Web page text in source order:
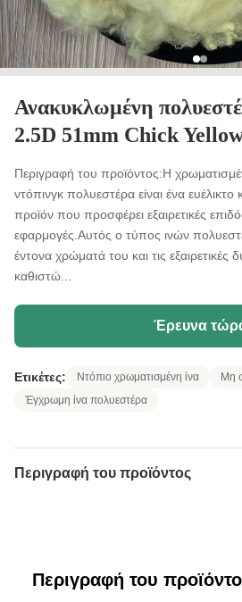
Ανακυκλωμένη
2.5D 51mm Chick
Περιγραφή του προϊόντος:Η
ντόπινγκ πολυεστέρα είναι ένα
προϊόν που προσφέρει εξαιρετικές
εφαρμογές.Αυτός ο τύπος ινών
έντονα χρώματά του και τις εξαιρετικές
καθιστώ...
Έρευνα
Ετικέτες: Ντόπιο χρωματισμένη ίνα
Μη
Έγχρωμη ίνα πολυεστέρα
Περιγραφή του προϊόντος
Περιγραφή του